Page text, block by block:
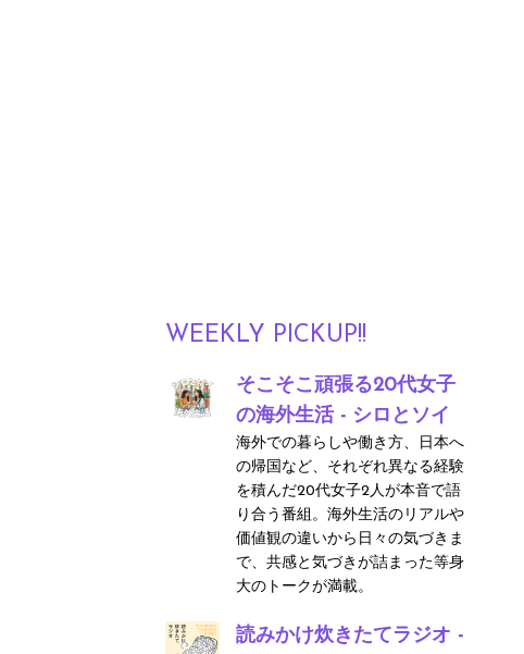
WEEKLY PICKUP!!
そこそこ頑張る20代女子
の海外生活 - シロとソイ
海外での暮らしや働き方、日本へ
の帰国など、それぞれ異なる経験
を積んだ20代女子2人が本音で語
り合う番組。海外生活のリアルや
価値観の違いから日々の気づきま
で、共感と気づきが詰まった等身
大のトークが満載。
読みかけ炊きたてラジオ -